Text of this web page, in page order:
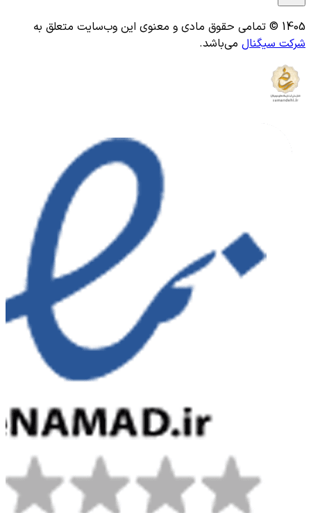
1405 © تمامی حقوق مادی و معنوی این وب‌سایت متعلق به
شرکت سیگنال می‌باشد.